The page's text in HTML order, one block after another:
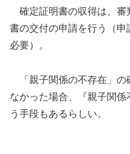
確定証明書の収得は、審
書の交付の申請を行う（
必要）。
「親子関係の不存在」の
なかった場合、『親子関
う手段もあるらしい。